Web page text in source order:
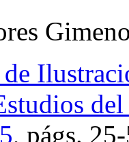
de
, págs.